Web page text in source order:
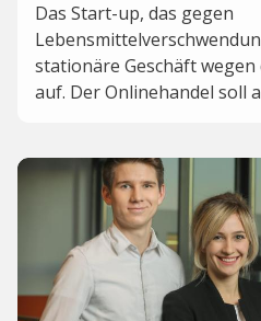
Das Start-up, das gegen
stationäre Geschäft
auf. Der Onlinehandel soll